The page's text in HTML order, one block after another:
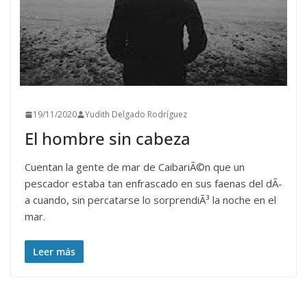
19/11/2020 Yudith Delgado Rodríguez
El hombre sin cabeza
Cuentan la gente de mar de CaibariÃ©n que un
pescador estaba tan enfrascado en sus faenas del dÃ­
a cuando, sin percatarse lo sorprendiÃ³ la noche en el
mar.
Leer más